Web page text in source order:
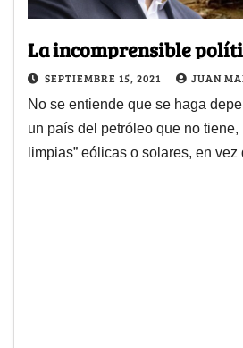
La incomprensible
SEPTIEMBRE 15, 2021 JUAN
No se entiende que se haga
un país del petróleo que no tiene,
limpias” eólicas o solares, en